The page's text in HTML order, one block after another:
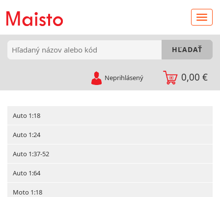
0,00 €
Neprihlásený
Auto 1:18
Auto 1:24
Auto 1:37-52
Auto 1:64
Moto 1:18